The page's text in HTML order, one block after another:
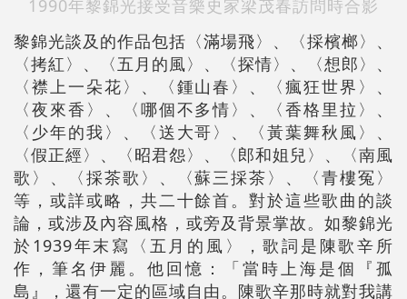
1990年黎錦光接受音樂史家梁茂春訪問時合影
黎錦光談及的作品包括〈滿場飛〉、〈採檳榔〉、
〈拷紅〉、〈五月的風〉、〈探情〉、〈想郎〉、
〈襟上一朵花〉、〈鍾山春〉、〈瘋狂世界〉、
〈夜來香〉、〈哪個不多情〉、〈香格里拉〉、
〈少年的我〉、〈送大哥〉、〈黃葉舞秋風〉、
〈假正經〉、〈昭君怨〉、〈郎和姐兒〉、〈南風
歌〉、〈採茶歌〉、〈蘇三採茶〉、〈青樓冤〉
等，或詳或略，共二十餘首。對於這些歌曲的談
論，或涉及內容風格，或旁及背景掌故。如黎錦光
於1939年末寫〈五月的風〉，歌詞是陳歌辛所
作，筆名伊麗。他回憶：「當時上海是個『孤
島』，還有一定的區域自由。陳歌辛那時就對我講